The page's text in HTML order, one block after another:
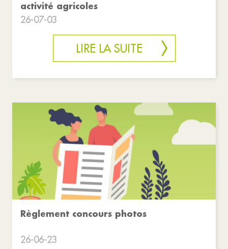
activité agricoles
26-07-03
LIRE LA SUITE
Règlement concours photos
26-06-23